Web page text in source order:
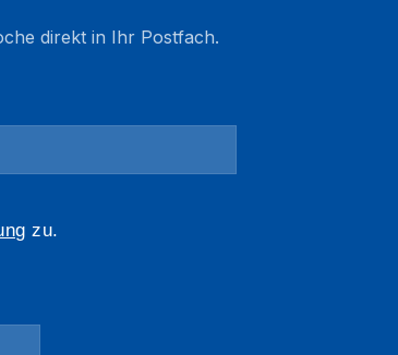
direkt in Ihr Postfach.